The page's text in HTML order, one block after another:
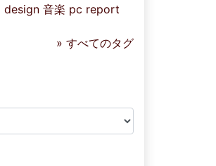
design 音楽 pc report
» すべてのタグ